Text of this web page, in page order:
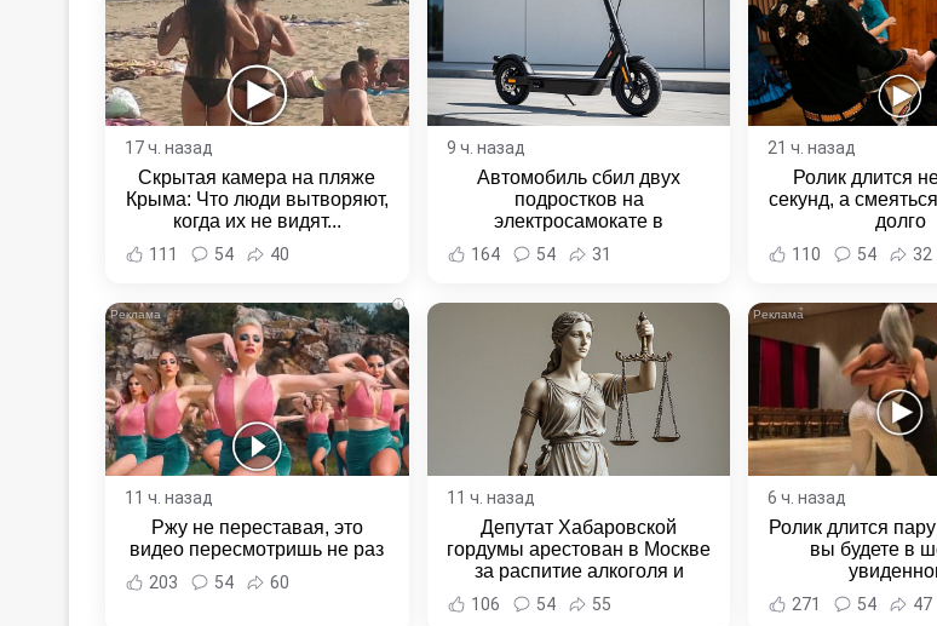
17 ч. назад
Скрытая камера на пляже
Крыма: Что люди вытворяют,
когда их не видят...
111 54 40
9 ч. назад
Автомобиль сбил двух
подростков на
электросамокате в
Комсомольске-на-Амуре -
Новости Хабаровска и
164 54 31
21 ч. назад
Ролик длится
секунд, а
долго
110 54 32
i
11 ч. назад
Ржу не переставая, это
видео пересмотришь не раз
203 54 60
11 ч. назад
Депутат Хабаровской
гордумы арестован в Москве
за распитие алкоголя и
неповиновение полиции -
Новости Хабаровска и
106 54 55
6 ч. назад
Ролик длится
вы будете в
271 54 47